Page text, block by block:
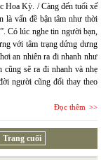
Hoa Kỳ. / Càng đến tuổi xế
là vấn đề bận tâm như thời
Có lúc nghe tin người bạn,
với tâm trạng dửng dưng
an nhiên ra đi nhanh như
sẽ ra đi nhanh và nhẹ
người cũng đổi thay theo
Đọc thêm
Trang cuối